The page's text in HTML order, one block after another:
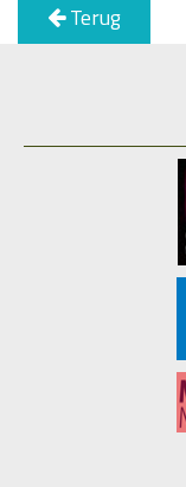
Terug